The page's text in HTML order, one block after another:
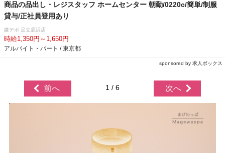
商品の品出し・レジスタッフ ホームセンター 朝勤/0220c/簡単/制服
貸与/正社員登用あり
建デポ 足立鹿浜店
時給1,350円～1,650円
アルバイト・パート / 東京都
sponsored by 求人ボックス
前へ 1 / 6 次へ